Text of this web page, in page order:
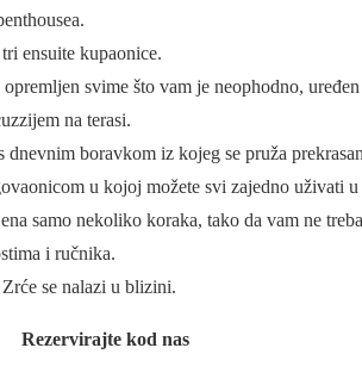
ensuite kupaonice.
svime što vam je neophodno, uređen
na terasi.
dnevnim boravkom iz kojeg se pruža
u kojoj možete svi zajedno uživati ​​u
samo nekoliko koraka, tako da vam ne treba
i ručnika.
se nalazi u blizini.
Rezervirajte kod nas